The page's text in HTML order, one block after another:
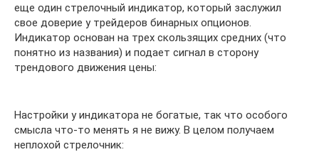
еще один стрелочный индикатор, который заслужил
свое доверие у трейдеров бинарных опционов.
Индикатор основан на трех скользящих средних (что
понятно из названия) и подает сигнал в сторону
трендового движения цены:
Настройки у индикатора не богатые, так что особого
смысла что-то менять я не вижу. В целом получаем
неплохой стрелочник: